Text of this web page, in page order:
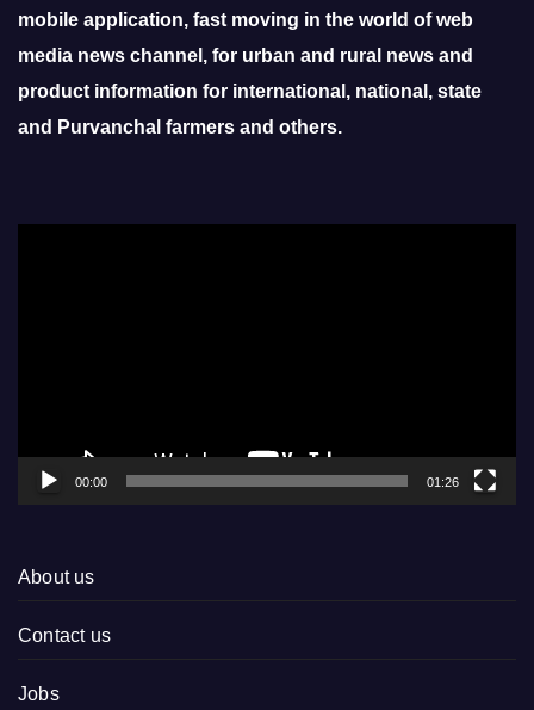
mobile application, fast moving in the world of web
media news channel, for urban and rural news and
product information for international, national, state
and Purvanchal farmers and others.
00:00 01:26
About us
Contact us
Jobs